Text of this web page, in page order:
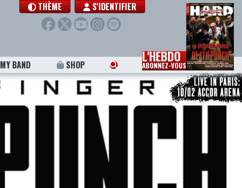
THÈME S'IDENTIFIER
MY BAND SHOP L'HEBDO
ABONNEZ-VOUS